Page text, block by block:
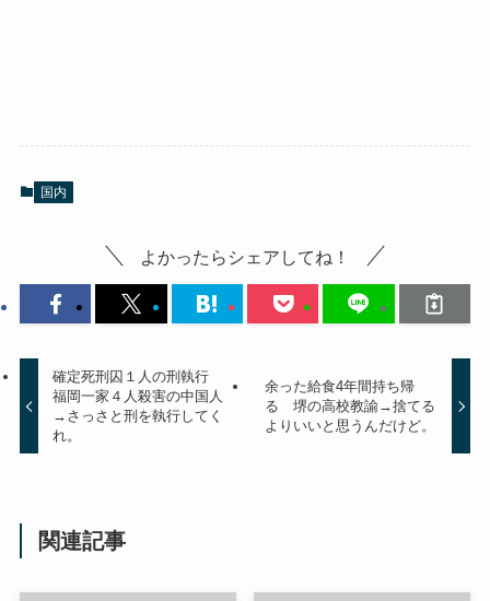
国内
よかったらシェアしてね！
確定死刑囚１人の刑執行
福岡一家４人殺害の中国人
→さっさと刑を執行してく
れ。
余った給食4年間持ち帰
る 堺の高校教諭→捨てる
よりいいと思うんだけど。
関連記事